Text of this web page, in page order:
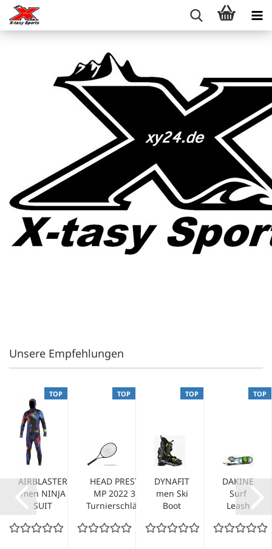
Unsere Empfehlungen
TOP
AIRBLASTER
men NINJA
SUIT
out...
TOP
HEAD PRESTIGE
MP 2022 310g
Turnierschläger...
TOP
DYNAFIT
men Ski
Boot
black
TOP
DAKINE
Surf
Leash
Team 7